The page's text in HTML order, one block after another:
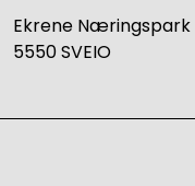
Ekrene Næringspark
5550 SVEIO